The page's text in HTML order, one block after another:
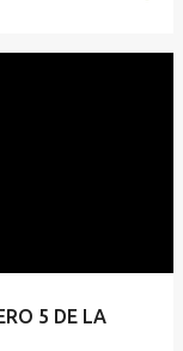
5 DE LA